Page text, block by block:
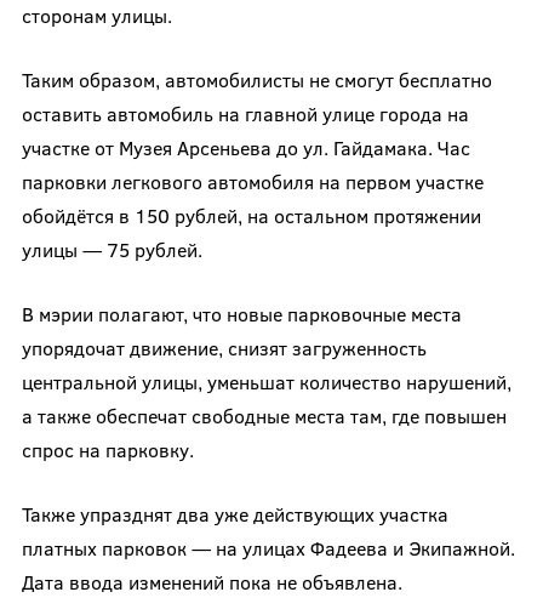
сторонам улицы.
Таким образом, автомобилисты не смогут бесплатно
оставить автомобиль на главной улице города на
участке от Музея Арсеньева до ул. Гайдамака. Час
парковки легкового автомобиля на первом участке
обойдётся в 150 рублей, на остальном протяжении
улицы — 75 рублей.
В мэрии полагают, что новые парковочные места
упорядочат движение, снизят загруженность
центральной улицы, уменьшат количество нарушений,
а также обеспечат свободные места там, где повышен
спрос на парковку.
Также упразднят два уже действующих участка
платных парковок — на улицах Фадеева и Экипажной.
Дата ввода изменений пока не объявлена.